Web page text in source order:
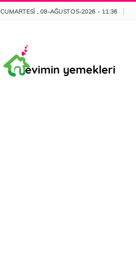
CUMARTESI , 08-AĞUSTOS-2026 - 11:36